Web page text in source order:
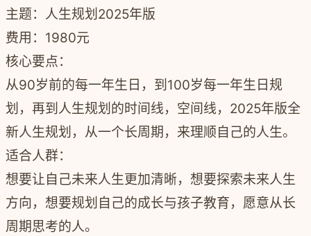
主题： 人生规划2025年版
费用： 1980元
核心要点：
从90岁前的每一年生日，到100岁每一年生日规
划，再到人生规划的时间线，空间线，2025年版全
新人生规划，从一个长周期，来理顺自己的人生。
适合人群：
想要让自己未来人生更加清晰，想要探索未来人生
方向，想要规划自己的成长与孩子教育，愿意从长
周期思考的人。